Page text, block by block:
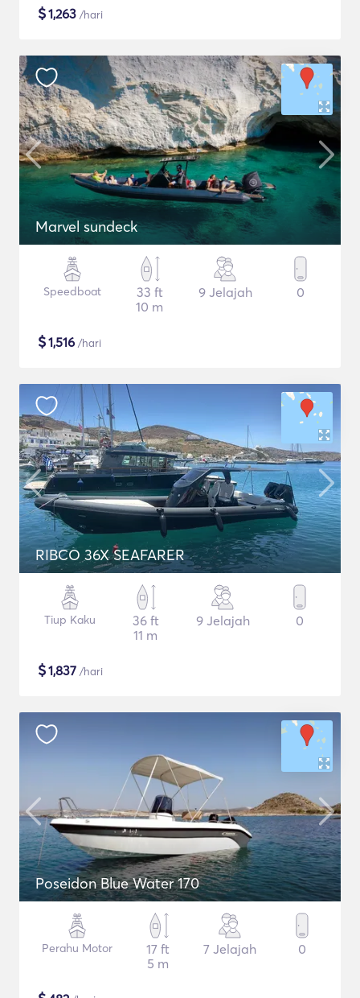
$1,263 /hari
Marvel sundeck
Speedboat
33 ft
10 m
9 Jelajah 0
$1,516 /hari
RIBCO 36X SEAFARER
Tiup Kaku
36 ft
11 m
9 Jelajah 0
$1,837 /hari
Poseidon Blue Water 170
Perahu Motor
17 ft
5 m
7 Jelajah 0